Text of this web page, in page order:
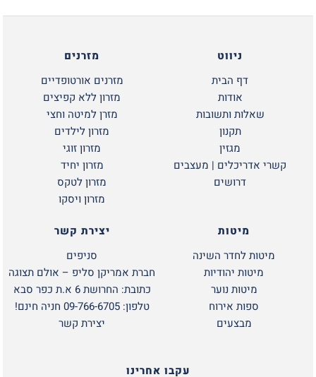
ניווט
דף הבית
אודות
שאלות ותשובות
תקנון
מגזין
קשרי אדריכלים | מעצבים
דרושים
מזרנים
מזרנים אורטופדיים
מזרון ללא קפיצים
מזרן למיטה וחצי
מזרון לילדים
מזרון זוגי
מזרון יחיד
מזרון לטקס
מזרון ויסקו
מיטות
מיטות לחדר השינה
מיטות יהודיות
מיטות נוער
ספות אירוח
מבצעים
יצירת קשר
סניפים
חברת אמריקן סליפ – אולם תצוגה
כתובת: החרושת 6 א.ת כפר סבא
טלפון: 09-766-6705 חניה חינם!
יצירת קשר
עקבו אחרינו